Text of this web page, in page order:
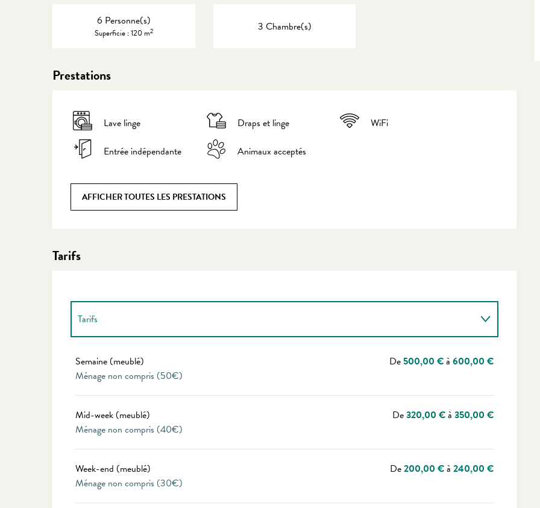
6 Personne(s)
Superficie : 120 m2 3 Chambre(s)
Prestations
Lave linge Draps et linge
WiFi
Entrée indépendante
Animaux acceptés
AFFICHER TOUTES LES PRESTATIONS
Tarifs
Tarifs
Tarifs 2027
Semaine (meublé)
Ménage non compris (50€)
De500,00 €à600,00 €
Mid-week (meublé)
Ménage non compris (40€)
De320,00 €à350,00 €
Week-end (meublé)
Ménage non compris (30€)
De200,00 €à240,00 €